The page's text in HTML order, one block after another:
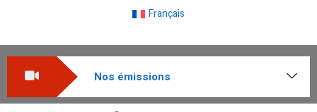
Français
Nos émissions